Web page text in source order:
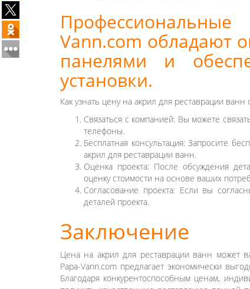
Vann.com обладают
панелями и
установки.
Как узнать цену на акрил для реставрации ванн
Связаться с компанией: Вы можете
телефоны.
Бесплатная консультация: Запросите
акрил для реставрации ванн.
Оценка проекта: После обсуждения
оценку стоимости на основе ваших
Согласование проекта: Если вы
деталей проекта.
Заключение
Цена на акрил для реставрации ванн может
Papa-Vann.com предлагает экономически
Благодаря конкурентоспособным ценам,